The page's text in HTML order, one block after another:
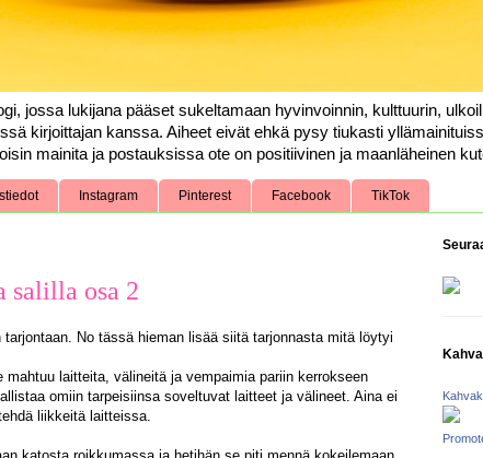
jossa lukijana pääset sukeltamaan hyvinvoinnin, kulttuurin,
kirjoittajan kanssa. Aiheet eivät ehkä pysy tiukasti
mainita ja postauksissa ote on positiivinen ja maanläheinen
Instagram Pinterest Facebook TikTok
salilla osa 2
No tässä hieman lisää siitä tarjonnasta mitä löytyi
laitteita, välineitä ja vempaimia pariin kerrokseen
omiin tarpeisiinsa soveltuvat laitteet ja välineet. Aina ei
liikkeitä laitteissa.